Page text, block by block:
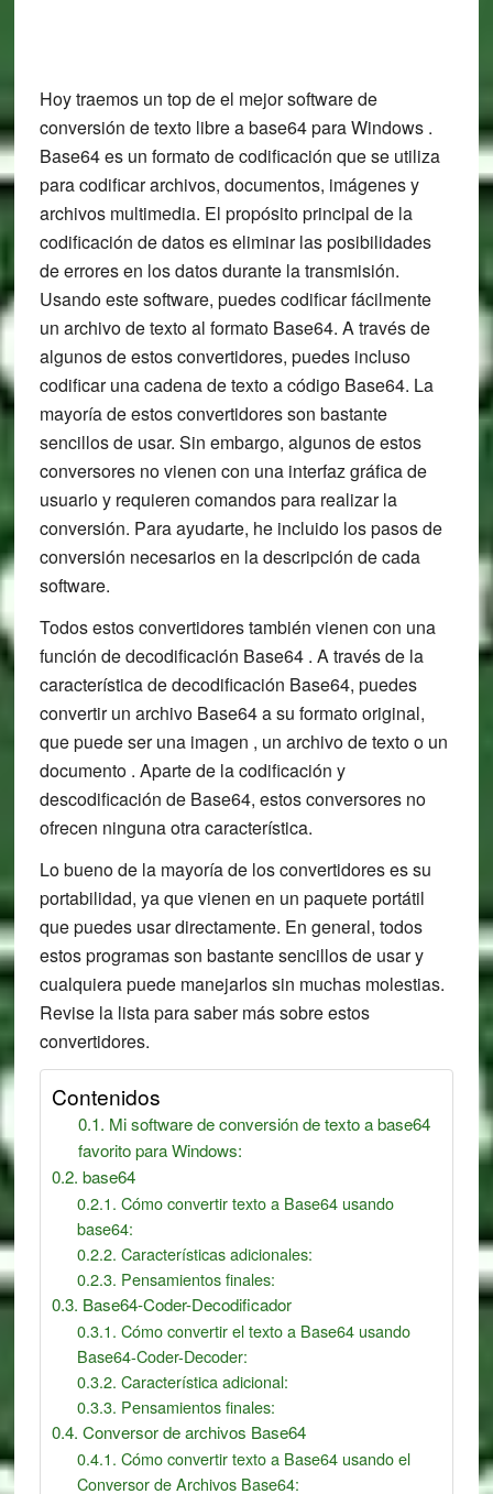
Hoy traemos un top de el mejor software de
conversión de texto libre a base64 para Windows .
Base64 es un formato de codificación que se utiliza
para codificar archivos, documentos, imágenes y
archivos multimedia. El propósito principal de la
codificación de datos es eliminar las posibilidades
de errores en los datos durante la transmisión.
Usando este software, puedes codificar fácilmente
un archivo de texto al formato Base64. A través de
algunos de estos convertidores, puedes incluso
codificar una cadena de texto a código Base64. La
mayoría de estos convertidores son bastante
sencillos de usar. Sin embargo, algunos de estos
conversores no vienen con una interfaz gráfica de
usuario y requieren comandos para realizar la
conversión. Para ayudarte, he incluido los pasos de
conversión necesarios en la descripción de cada
software.
Todos estos convertidores también vienen con una
función de decodificación Base64 . A través de la
característica de decodificación Base64, puedes
convertir un archivo Base64 a su formato original,
que puede ser una imagen , un archivo de texto o un
documento . Aparte de la codificación y
descodificación de Base64, estos conversores no
ofrecen ninguna otra característica.
Lo bueno de la mayoría de los convertidores es su
portabilidad, ya que vienen en un paquete portátil
que puedes usar directamente. En general, todos
estos programas son bastante sencillos de usar y
cualquiera puede manejarlos sin muchas molestias.
Revise la lista para saber más sobre estos
convertidores.
Contenidos
Mi software de conversión de texto a base64
favorito para Windows:
base64
Cómo convertir texto a Base64 usando
base64:
Características adicionales:
Pensamientos finales:
Base64-Coder-Decodificador
Cómo convertir el texto a Base64 usando
Base64-Coder-Decoder:
Característica adicional:
Pensamientos finales:
Conversor de archivos Base64
Cómo convertir texto a Base64 usando el
Conversor de Archivos Base64: